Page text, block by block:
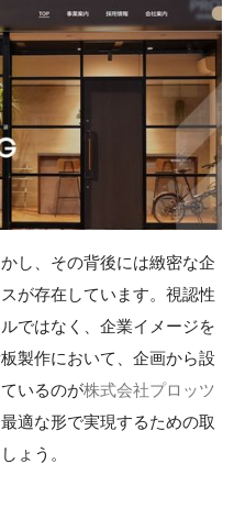
し、その背後には緻密な企
が存在しています。視認性
ではなく、企業イメージを
製作において、企画から設
いるのが株式会社プロッツ
適な形で実現するための取
ょう。